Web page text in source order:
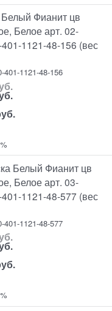
Фианит цв
Белое арт. 02-
1121-48-156 (вес
401-1121-48-156
Белый Фианит цв
Белое арт. 03-
1121-48-577 (вес
401-1121-48-577